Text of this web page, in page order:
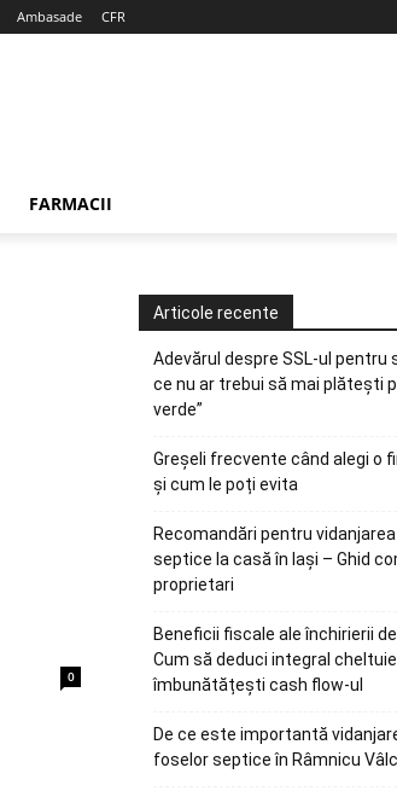
Ambasade CFR
FARMACII
0
Articole recente
Adevărul despre SSL-ul pentru
ce nu ar trebui să mai plătești
verde”
Greșeli frecvente când alegi o
și cum le poți evita
Recomandări pentru
septice la casă în Iași – Ghid
proprietari
Beneficii fiscale ale închirierii
Cum să deduci integral
îmbunătățești cash flow-ul
De ce este importantă
foselor septice în Râmnicu